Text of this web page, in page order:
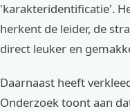
'karakteridentificatie'.
herkent de leider, de
direct leuker en
Daarnaast heeft
Onderzoek toont aan